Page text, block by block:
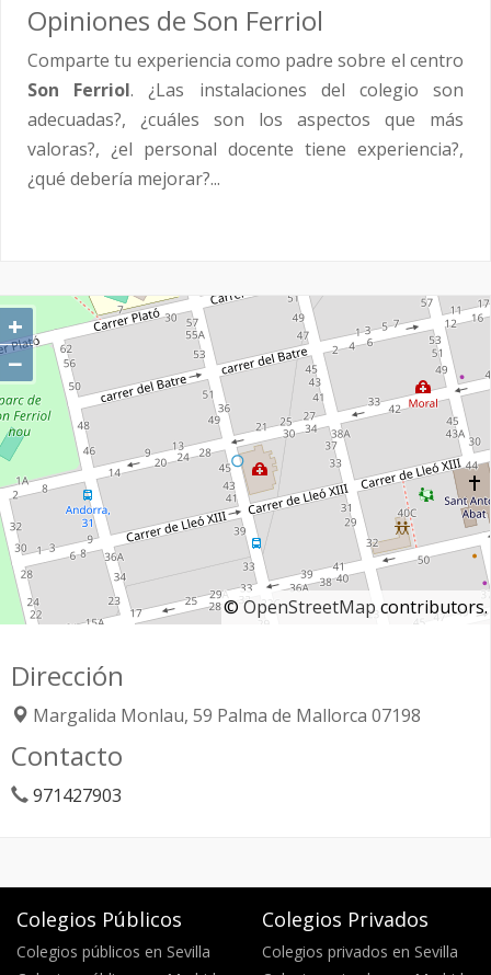
Opiniones de Son Ferriol
Comparte tu experiencia como padre sobre el centro
Son Ferriol. ¿Las instalaciones del colegio son
adecuadas?, ¿cuáles son los aspectos que más
valoras?, ¿el personal docente tiene experiencia?,
¿qué debería mejorar?...
+
−
©OpenStreetMap contributors.
Dirección
Margalida Monlau, 59 Palma de Mallorca 07198
Contacto
971427903
Colegios Públicos
Colegios públicos en Sevilla
Colegios Privados
Colegios privados en Sevilla